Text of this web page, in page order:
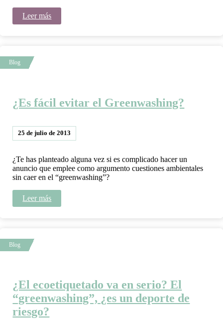
Leer más
¿Es fácil evitar el Greenwashing?
25 de julio de 2013
¿Te has planteado alguna vez si es complicado hacer un
anuncio que emplee como argumento cuestiones ambientales
sin caer en el “greenwashing”?
Leer más
¿El ecoetiquetado va en serio? El
“greenwashing”, ¿es un deporte de
riesgo?